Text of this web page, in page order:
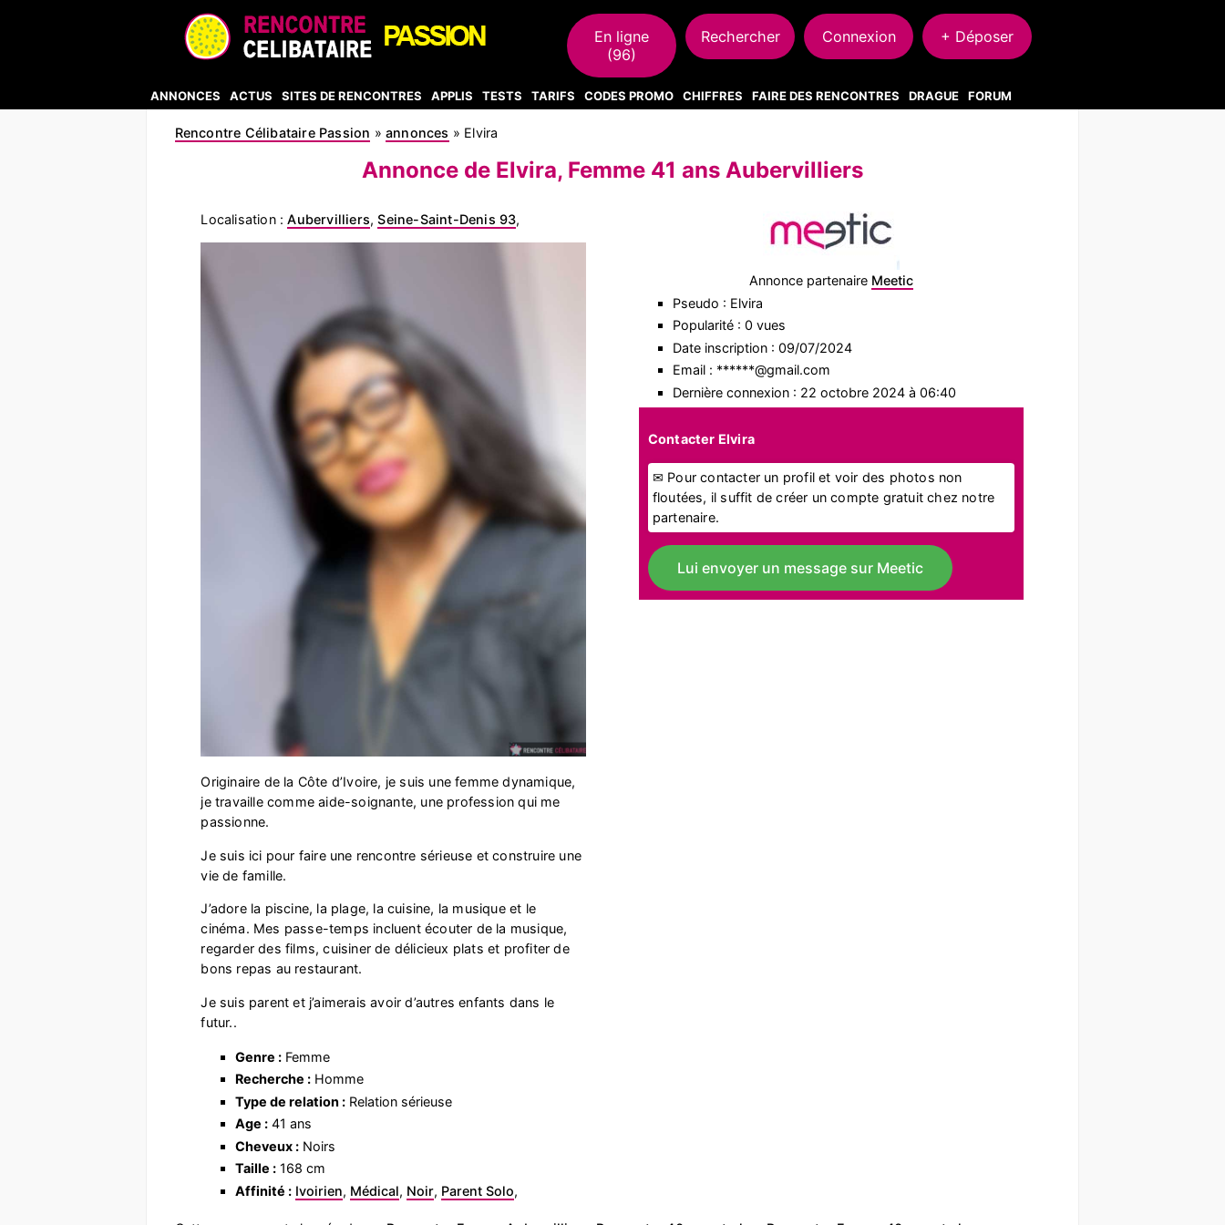
En ligne
(96)
Rechercher Connexion + Déposer
ANNONCES ACTUS SITES DE RENCONTRES APPLIS TESTS TARIFS CODES PROMO CHIFFRES FAIRE DES RENCONTRES DRAGUE FORUM
Rencontre Célibataire Passion »annonces » Elvira
Annonce de Elvira, Femme 41 ans Aubervilliers
Localisation :Aubervilliers,Seine-Saint-Denis 93,
Originaire de la Côte d’Ivoire, je suis une femme dynamique,
je travaille comme aide-soignante, une profession qui me
passionne.
Je suis ici pour faire une rencontre sérieuse et construire une
vie de famille.
J’adore la piscine, la plage, la cuisine, la musique et le
cinéma. Mes passe-temps incluent écouter de la musique,
regarder des films, cuisiner de délicieux plats et profiter de
bons repas au restaurant.
Je suis parent et j’aimerais avoir d’autres enfants dans le
futur..
Genre :Femme
Recherche :Homme
Type de relation :Relation sérieuse
Age :41 ans
Cheveux :Noirs
Taille :168 cm
Affinité : Ivoirien, Médical, Noir, Parent Solo,
Annonce partenaire Meetic
Pseudo : Elvira
Popularité : 0 vues
Date inscription : 09/07/2024
Email : ******@gmail.com
Dernière connexion : 22 octobre 2024 à 06:40
Contacter Elvira
✉ Pour contacter un profil et voir des photos non
floutées, il suffit de créer un compte gratuit chez notre
partenaire.
Lui envoyer un message sur Meetic